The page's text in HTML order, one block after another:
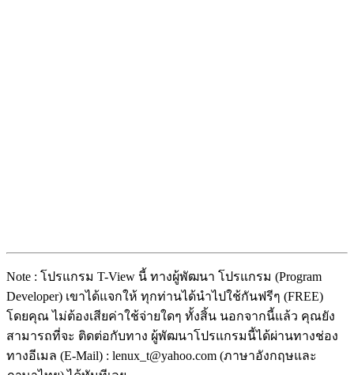
Note : โปรแกรม T-View นี้ ทางผู้พัฒนา โปรแกรม (Program
Developer) เขาได้แจกให้ ทุกท่านได้นำไปใช้กันฟรีๆ (FREE)
โดยคุณ ไม่ต้องเสียค่าใช้จ่ายใดๆ ทั้งสิ้น นอกจากนี้แล้ว คุณยัง
สามารถที่จะ ติดต่อกับทาง ผู้พัฒนาโปรแกรมนี้ได้ผ่านทางช่อง
ทางอีเมล (E-Mail) : lenux_t@yahoo.com (ภาษาอังกฤษและ